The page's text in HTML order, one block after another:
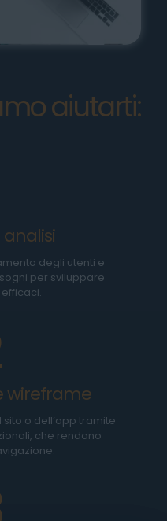
aiutarti:
analisi
degli utenti e
per sviluppare
wireframe
o dell’app tramite
che rendono